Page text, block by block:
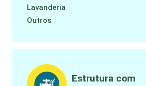
Lavanderia
Outros
Estrutura com